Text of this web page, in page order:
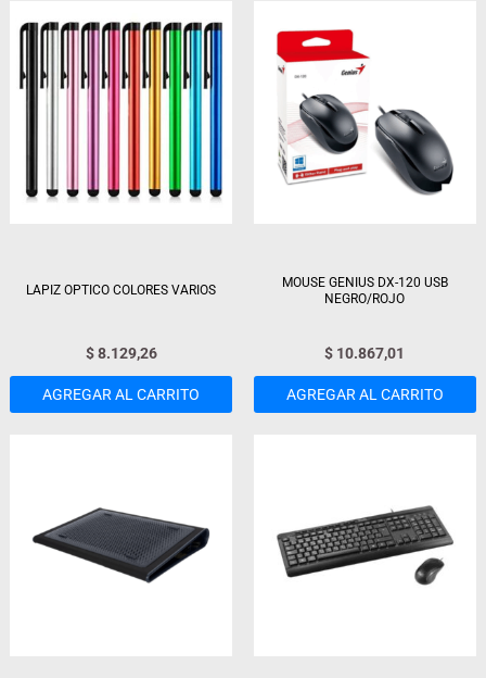
LAPIZ OPTICO COLORES VARIOS
$8.129,26
AGREGAR AL CARRITO
MOUSE GENIUS DX-120 USB
NEGRO/ROJO
$ 10.867,01
AGREGAR AL CARRITO